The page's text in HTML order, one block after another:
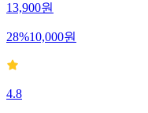
13,900원
28%10,000원
4.8